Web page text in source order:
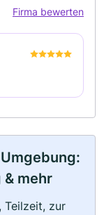
Firma bewerten
mehr
Teilzeit, zur